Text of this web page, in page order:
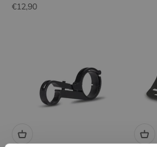
Angebot
€12,90